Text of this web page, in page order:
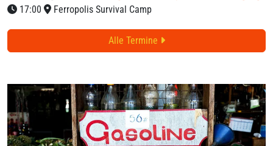
17:00
Ferropolis Survival Camp
Alle Termine